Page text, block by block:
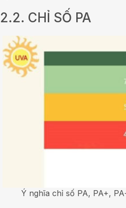
2.2. CHỈ SỐ PA
Ý nghĩa chỉ số PA, PA+,